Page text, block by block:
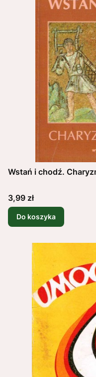
Wstań i chodź.
Cena
3,99 zł
Do koszyka